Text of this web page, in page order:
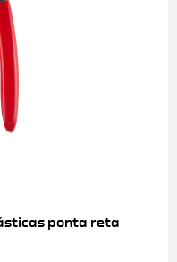
ponta reta